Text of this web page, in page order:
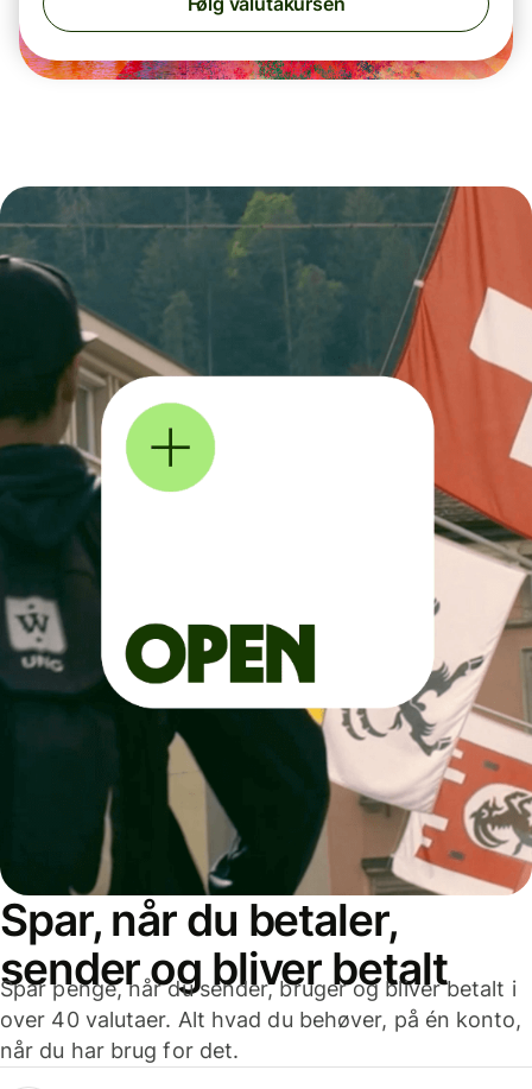
Spar, når du betaler,
sender og bliver betalt
Spar penge, når du sender, bruger og bliver betalt i
over 40 valutaer. Alt hvad du behøver, på én konto,
når du har brug for det.